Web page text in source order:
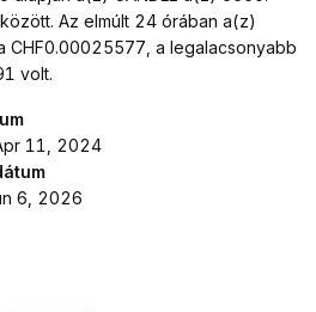
Az elmúlt 24 órában a(z)
CHF0.00025577, a legalacsonyabb
volt.
11, 2024
6, 2026